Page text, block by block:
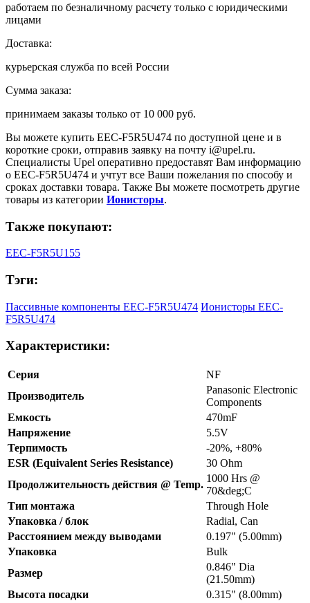
работаем по безналичному расчету только с юридическими
лицами
Доставка:
курьерская служба по всей России
Сумма заказа:
принимаем заказы только от 10 000 руб.
Вы можете купить EEC-F5R5U474 по доступной цене и в
короткие сроки, отправив заявку на почту i@upel.ru.
Специалисты Upel оперативно предоставят Вам информацию
о EEC-F5R5U474 и учтут все Ваши пожелания по способу и
сроках доставки товара. Также Вы можете посмотреть другие
товары из категории Ионисторы.
Также покупают:
EEC-F5R5U155
Тэги:
Пассивные компоненты EEC-F5R5U474 Ионисторы EEC-
F5R5U474
Характеристики:
Серия
NF
Производитель
Panasonic Electronic
Components
Емкость
470mF
Напряжение
5.5V
Терпимость
-20%, +80%
ESR (Equivalent Series Resistance)
30 Ohm
Продолжительность действия @ Temp.
1000 Hrs @
70&deg;C
Тип монтажа
Through Hole
Упаковка / блок
Radial, Can
Расстоянием между выводами
0.197" (5.00mm)
Упаковка
Bulk
Размер
0.846" Dia
(21.50mm)
Высота посадки
0.315" (8.00mm)